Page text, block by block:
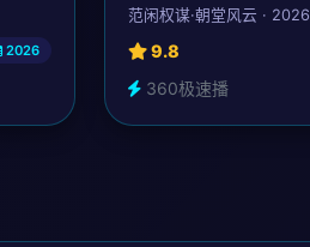
2026
范闲权谋·朝堂风云 · 2026
9.8
360极速播